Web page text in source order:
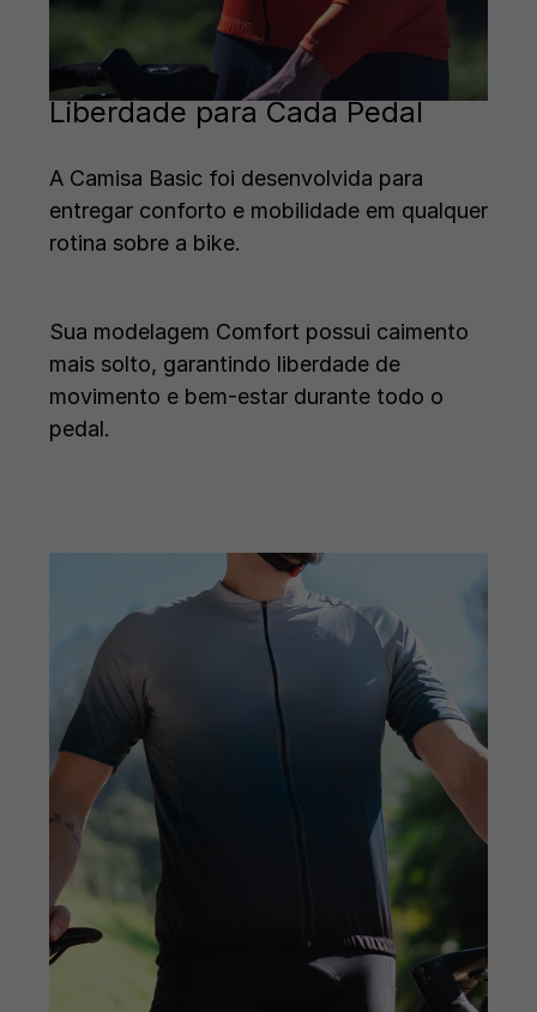
Liberdade para Cada Pedal
A Camisa Basic foi desenvolvida para
entregar conforto e mobilidade em qualquer
rotina sobre a bike.
Sua modelagem Comfort possui caimento
mais solto, garantindo liberdade de
movimento e bem-estar durante todo o
pedal.